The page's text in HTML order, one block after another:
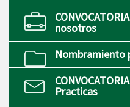
nosotros
Nombramiento
Practicas